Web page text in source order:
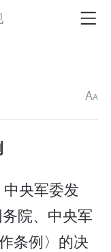
AA
中央军委发
院、中央军
条例〉的决